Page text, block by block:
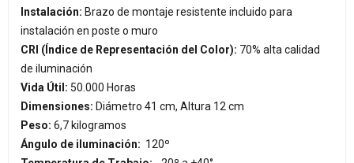
Instalación: Brazo de montaje resistente incluido para
instalación en poste o muro
CRI (Índice de Representación del Color): 70% alta calidad
de iluminación
Vida Útil: 50.000 Horas
Dimensiones: Diámetro 41 cm, Altura 12 cm
Peso: 6,7 kilogramos
Ángulo de iluminación: 120º